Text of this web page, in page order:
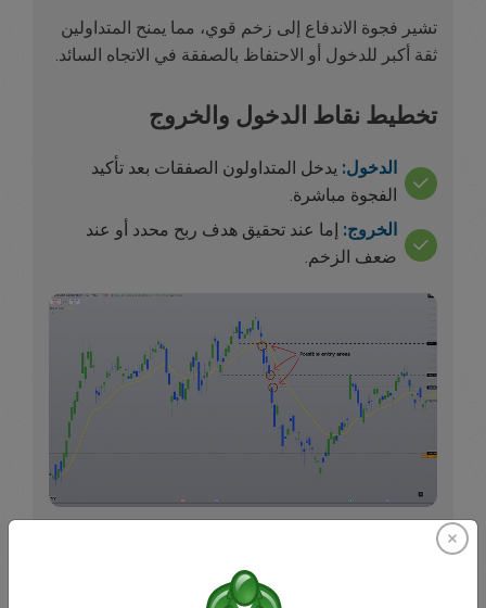
تشير فجوة الاندفاع إلى زخم قوي، مما يمنح المتداولين
ثقة أكبر للدخول أو الاحتفاظ بالصفقة في الاتجاه السائد.
تخطيط نقاط الدخول والخروج
الدخول: يدخل المتداولون الصفقات بعد تأكيد
الفجوة مباشرة.
الخروج: إما عند تحقيق هدف ربح محدد أو عند
ضعف الزخم.
الدمج مع المؤشرات الفنية
للتحقق من صحة الفجوة، قد يستخدم المتداولون أيضاً: